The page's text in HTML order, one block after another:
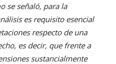
se señaló, para la
es requisito esencial
respecto de una
es decir, que frente a
sustancialmente